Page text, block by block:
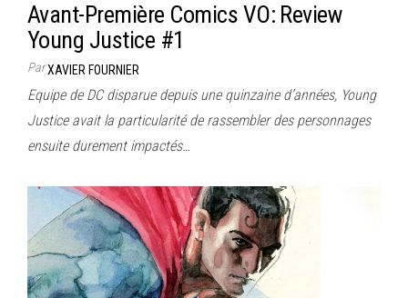
Avant-Première Comics VO: Review
Young Justice #1
ParXAVIER FOURNIER
Equipe de DC disparue depuis une quinzaine d’années, Young
Justice avait la particularité de rassembler des personnages
ensuite durement impactés…